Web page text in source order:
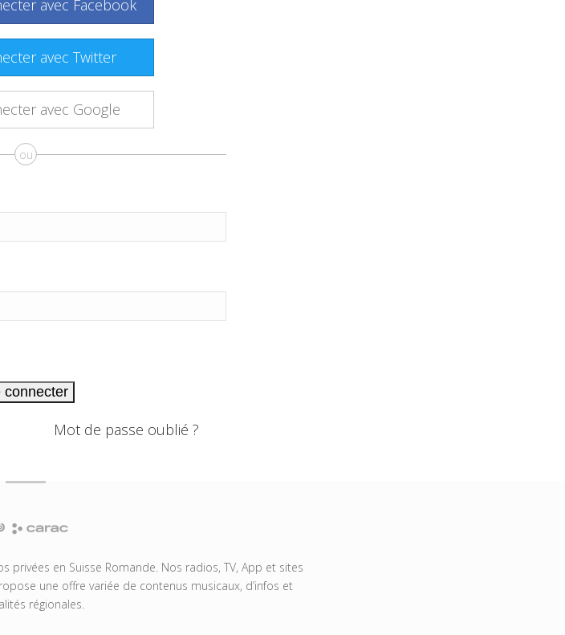
avec Facebook
avec Twitter
avec Google
ou
connecter
Mot de passe oublié ?
en Suisse Romande. Nos radios, TV, App et sites
une offre variée de contenus musicaux, d’infos et
régionales.